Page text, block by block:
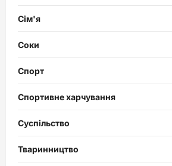
Сім'я
Соки
Спорт
Спортивне харчування
Суспільство
Тваринництво